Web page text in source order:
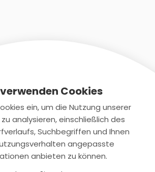
Cookies
ein, um die Nutzung unserer
analysieren, einschließlich des
Suchbegriffen und Ihnen
angepasste
anbieten zu können.